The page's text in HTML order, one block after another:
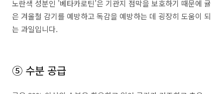
노란색 성분인 '베타카로틴'은 기관지 점막을 보호하기 때문에 귤
은 겨울철 감기를 예방하고 독감을 예방하는 데 굉장히 도움이 되
는 과일입니다.
⑤ 수분 공급